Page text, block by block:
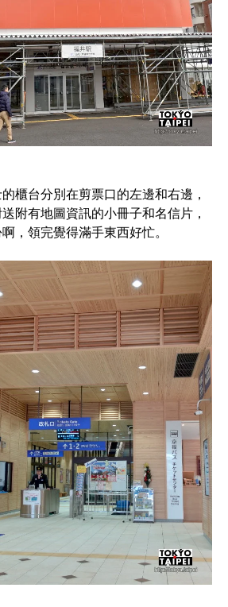
櫃台分別在剪票口的左邊和右邊，
附有地圖資訊的小冊子和名信片，
，領完覺得滿手東西好忙。